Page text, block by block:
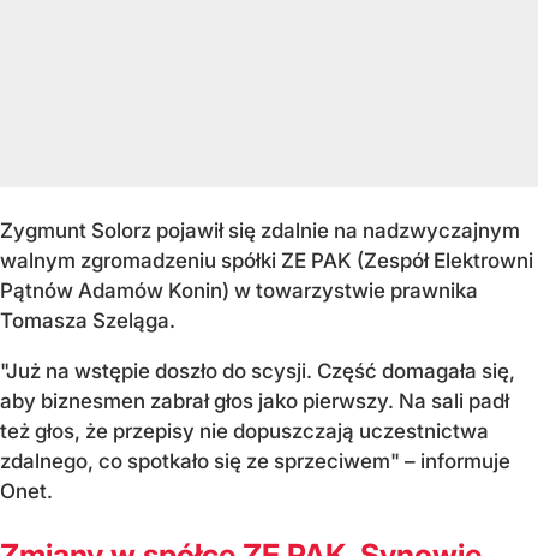
Zygmunt Solorz pojawił się zdalnie na nadzwyczajnym
walnym zgromadzeniu spółki ZE PAK (Zespół Elektrowni
Pątnów Adamów Konin) w towarzystwie prawnika
Tomasza Szeląga.
"Już na wstępie doszło do scysji. Część domagała się,
aby biznesmen zabrał głos jako pierwszy. Na sali padł
też głos, że przepisy nie dopuszczają uczestnictwa
zdalnego, co spotkało się ze sprzeciwem" – informuje
Onet.